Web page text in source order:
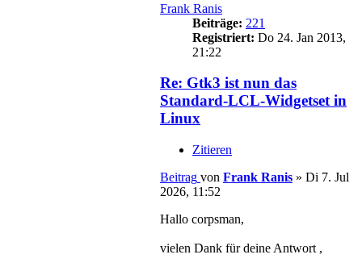
Frank Ranis
Beiträge: 221
Registriert: Do 24. Jan 2013,
21:22
Re: Gtk3 ist nun das
Standard-LCL-Widgetset in
Linux
Zitieren
Beitrag von Frank Ranis » Di 7. Jul
2026, 11:52
Hallo corpsman,
vielen Dank für deine Antwort ,